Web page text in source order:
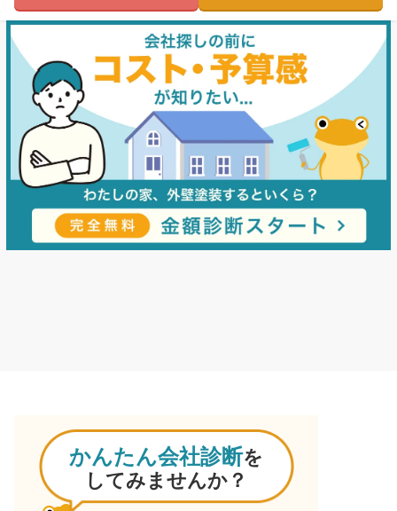
かんたん会社診断を
してみませんか？